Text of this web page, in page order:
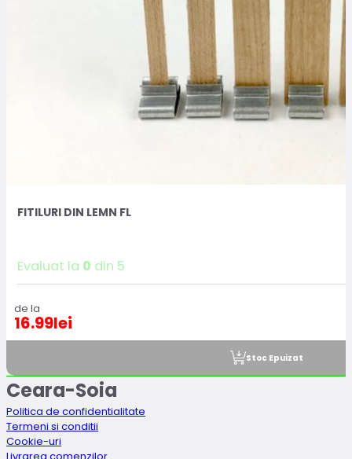
FITILURI DIN LEMN FL
Evaluat la 0 din 5
de la
16.99lei
Stoc Epuizat
Ceara-Soia
Politica de confidentialitate
Termeni si conditii
Cookie-uri